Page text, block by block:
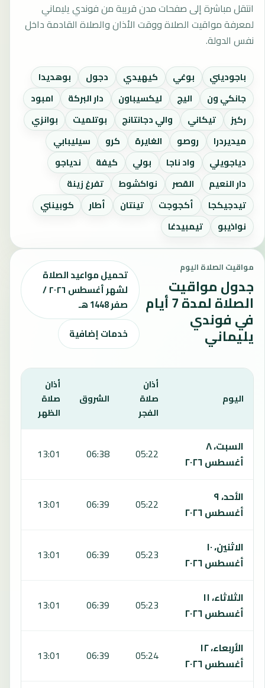
انتقل مباشرة إلى صفحات مدن قريبة من فوندي يليماني
لمعرفة مواقيت الصلاة ووقت الأذان والصلاة القادمة داخل
نفس الدولة.
باجوديني بوغي كيهيدي دجول
بوهديدا
جانكي ون
اليج ليكسيباون دار البركة
امبود
ركيز
تيكاني والي دجانتانج بوتلميت
بوانزي
ميديردرا
روصو الغايرة كرو
سيليبابي
دياجويلي
واد ناجا بولي كيفة
ندياجو
دار النعيم
القصر نواكشوط
تفرغ زينة
تيدجيكجا
أكجوجت تينتان أطار
كوبينني
نواذيبو
تيمبيدغا
مواقيت الصلاة اليوم
جدول مواقيت
الصلاة لمدة 7 أيام
في فوندي
يليماني
تحميل مواعيد الصلاة
لشهر أغسطس ٢٠٢٦ /
صفر 1448 هـ
خدمات إضافية
اليوم
أذان
صلاة
الفجر
الشروق
أذان
صلاة
الظهر
السبت، ٨
أغسطس ٢٠٢٦
05:22
06:38
13:01
الأحد، ٩
أغسطس ٢٠٢٦
05:22
06:39
13:01
الاثنين، ١٠
أغسطس ٢٠٢٦
05:23
06:39
13:01
الثلاثاء، ١١
أغسطس ٢٠٢٦
05:23
06:39
13:01
الأربعاء، ١٢
أغسطس ٢٠٢٦
05:24
06:39
13:01